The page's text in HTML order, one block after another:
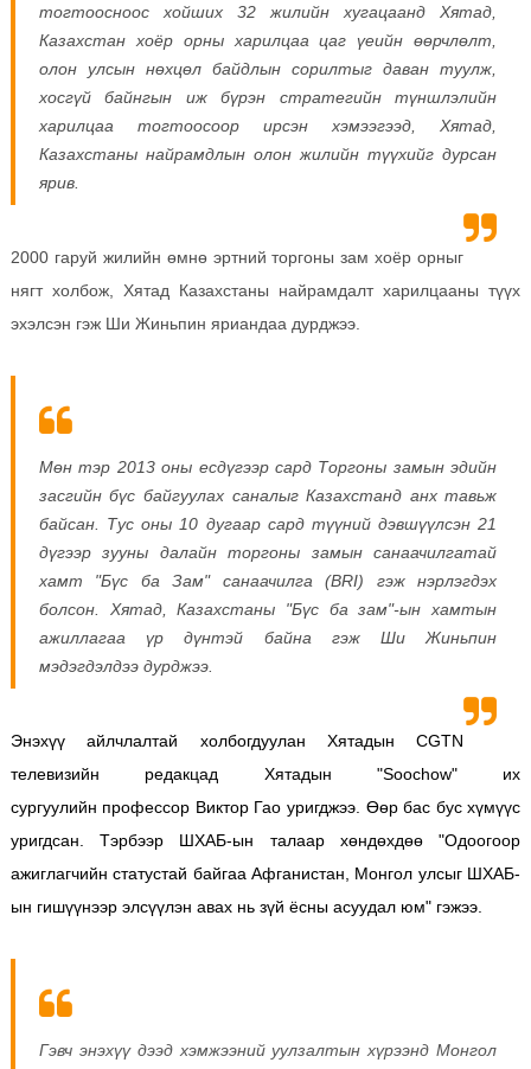
тогтоосноос хойших 32 жилийн хугацаанд Хятад,
Казахстан хоёр орны харилцаа цаг үеийн өөрчлөлт,
олон улсын нөхцөл байдлын сорилтыг даван туулж,
хосгүй байнгын иж бүрэн стратегийн түншлэлийн
харилцаа тогтоосоор ирсэн хэмээгээд, Хятад,
Казахстаны найрамдлын олон жилийн түүхийг дурсан
ярив.
2000 гаруй жилийн өмнө эртний торгоны зам хоёр орныг
нягт холбож, Хятад Казахстаны найрамдалт харилцааны түүх
эхэлсэн гэж Ши Жиньпин яриандаа дурджээ.
Мөн тэр 2013 оны есдүгээр сард Торгоны замын эдийн
засгийн бүс байгуулах саналыг Казахстанд анх тавьж
байсан. Тус оны 10 дугаар сард түүний дэвшүүлсэн 21
дүгээр зууны далайн торгоны замын санаачилгатай
хамт "Бүс ба Зам" санаачилга (BRI) гэж нэрлэгдэх
болсон. Хятад, Казахстаны "Бүс ба зам"-ын хамтын
ажиллагаа үр дүнтэй байна гэж Ши Жиньпин
мэдэгдэлдээ дурджээ.
Энэхүү айлчлалтай холбогдуулан Хятадын CGTN
телевизийн редакцад Хятадын "Soochow" их
сургуулийн профессор Виктор Гао уригджээ. Өөр бас бус хүмүүс
уригдсан. Тэрбээр ШХАБ-ын талаар хөндөхдөө "Одоогоор
ажиглагчийн статустай байгаа Афганистан, Монгол улсыг ШХАБ-
ын гишүүнээр элсүүлэн авах нь зүй ёсны асуудал юм" гэжээ.
Гэвч энэхүү дээд хэмжээний уулзалтын хүрээнд Монгол